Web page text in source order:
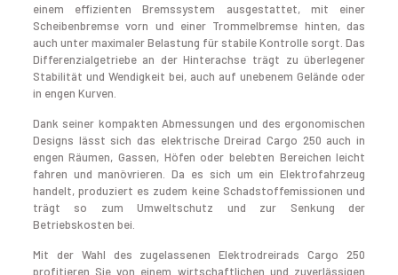
einem effizienten Bremssystem ausgestattet, mit einer
Scheibenbremse vorn und einer Trommelbremse hinten, das
auch unter maximaler Belastung für stabile Kontrolle sorgt. Das
Differenzialgetriebe an der Hinterachse trägt zu überlegener
Stabilität und Wendigkeit bei, auch auf unebenem Gelände oder
in engen Kurven.
Dank seiner kompakten Abmessungen und des ergonomischen
Designs lässt sich das elektrische Dreirad Cargo 250 auch in
engen Räumen, Gassen, Höfen oder belebten Bereichen leicht
fahren und manövrieren. Da es sich um ein Elektrofahrzeug
handelt, produziert es zudem keine Schadstoffemissionen und
trägt so zum Umweltschutz und zur Senkung der
Betriebskosten bei.
Mit der Wahl des zugelassenen Elektrodreirads Cargo 250
profitieren Sie von einem wirtschaftlichen und zuverlässigen